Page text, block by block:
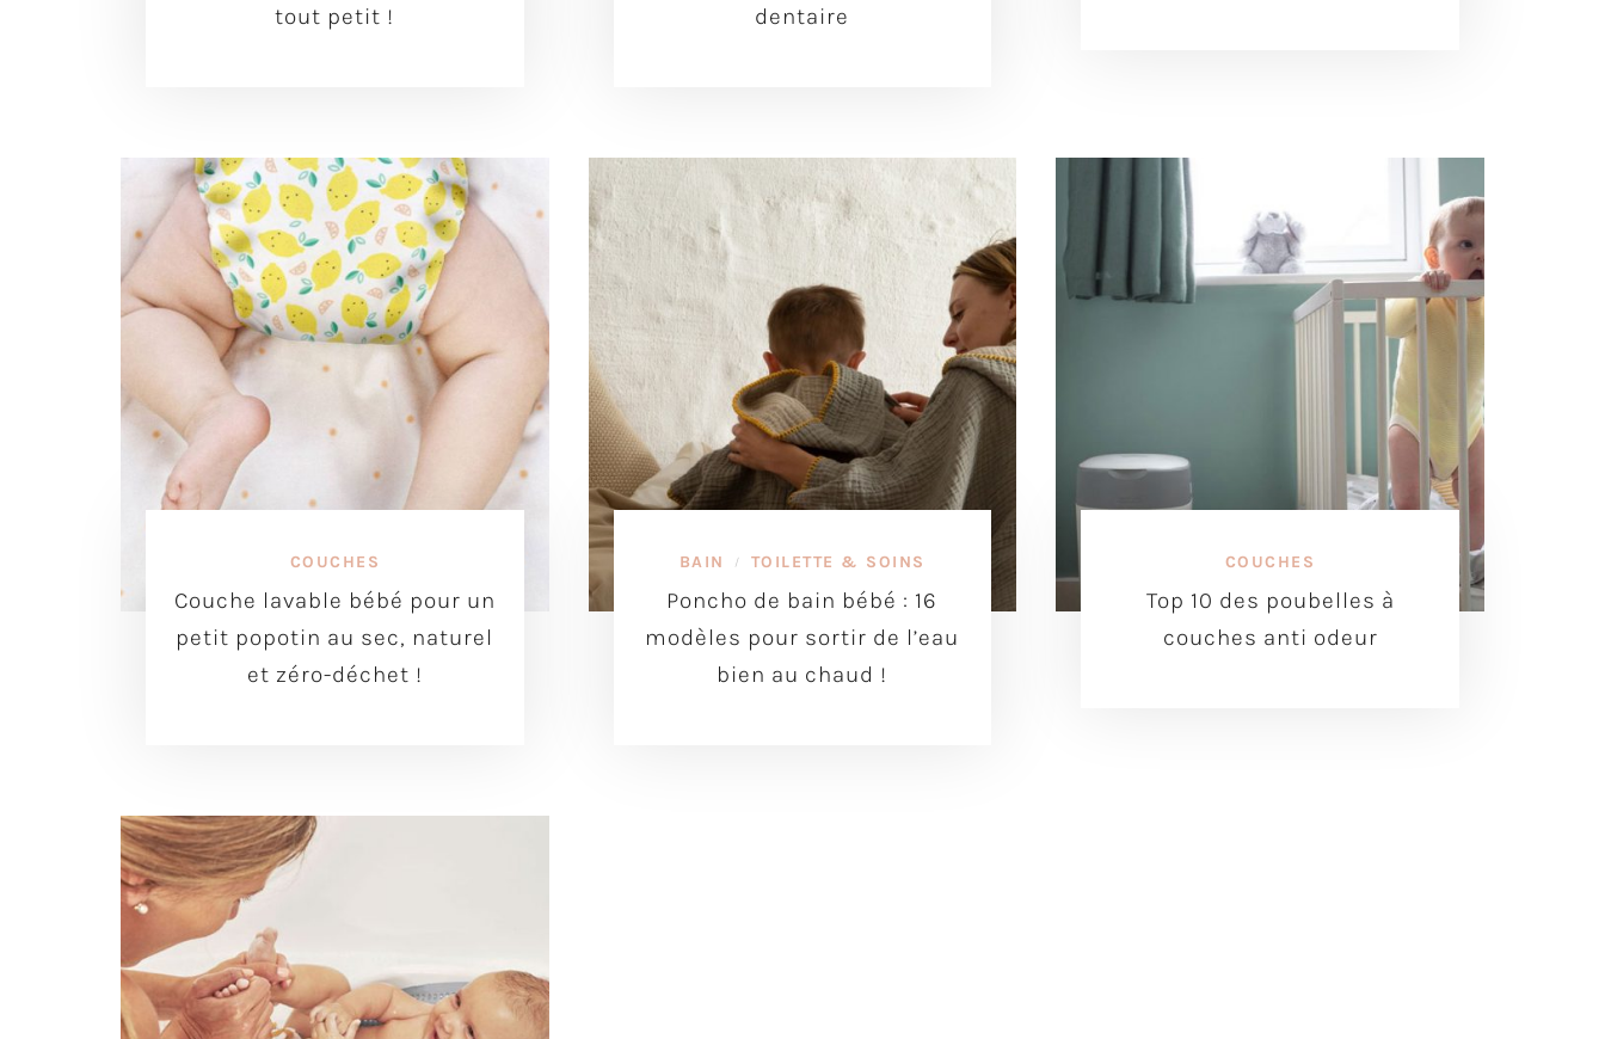
tout petit !
dentaire
COUCHES
Couche lavable bébé pour un
petit popotin au sec, naturel
et zéro-déchet !
BAIN / TOILETTE & SOINS
Poncho de bain bébé : 16
modèles pour sortir de l’eau
bien au chaud !
COUCHES
Top 10 des poubelles à
couches anti odeur